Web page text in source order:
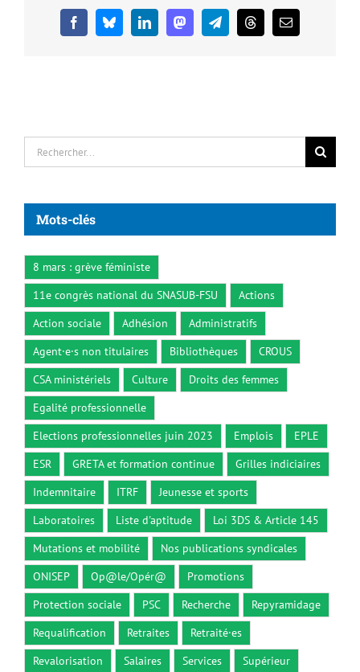
FacebookBlueskyLinkedInMastodonTelegramThreadsEmail
Rechercher:
Mots-clés
8 mars : grève féministe
11e congrès national du SNASUB-FSU
Actions
Action sociale
Adhésion
Administratifs
Agent·e·s non titulaires
Bibliothèques
CROUS
CSA ministériels
Culture
Droits des femmes
Egalité professionnelle
Elections professionnelles juin 2023
Emplois
EPLE
ESR
GRETA et formation continue
Grilles indiciaires
Indemnitaire
ITRF
Jeunesse et sports
Laboratoires
Liste d'aptitude
Loi 3DS & Article 145
Mutations et mobilité
Nos publications syndicales
ONISEP
Op@le/Opér@
Promotions
Protection sociale
PSC Recherche
Repyramidage
Requalification
Retraites
Retraité·es
Revalorisation
Salaires Services Supérieur